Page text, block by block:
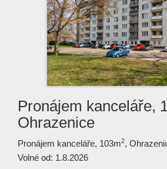
Pronájem kanceláře,
Ohrazenice
Pronájem kanceláře, 103m2,
Volné od: 1.8.2026